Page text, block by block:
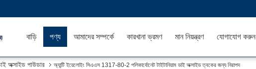
বাড়ি পণ্য আমাদের সম্পর্কে কারখানা ভ্রমণ মান নিয়ন্ত্রণ যোগাযোগ করুন
অক্সাইড পাউডার অ্যান্টি ইয়েলোইং সিএএস 1317-80-2 পলিকার্বোনেট টাইটানিয়াম ডাই অক্সাইড ত্বকের জন্য নিরাপদ